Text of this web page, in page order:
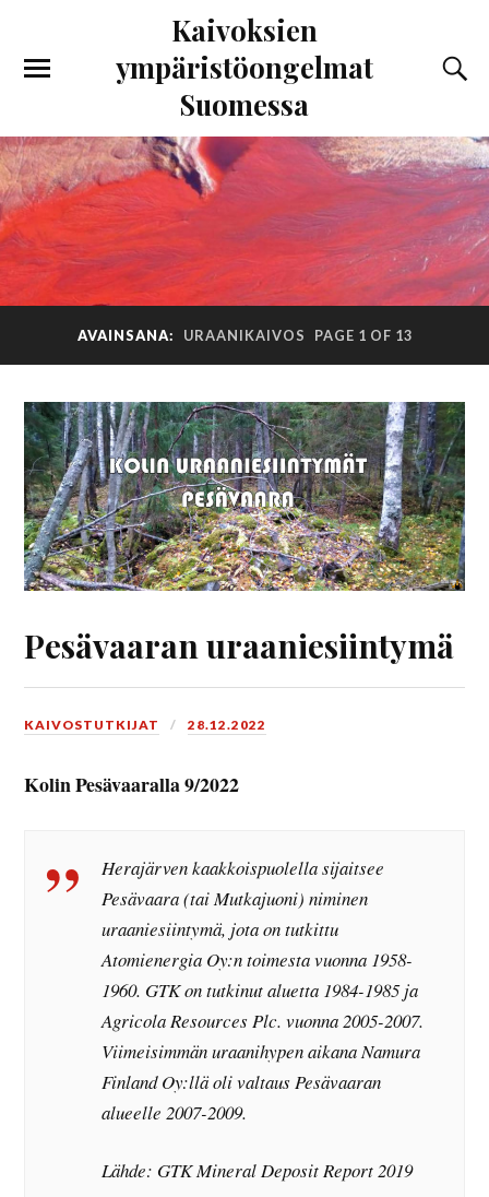
Kaivoksien
ympäristöongelmat
Suomessa
AVAINSANA: URAANIKAIVOS PAGE 1 OF 13
Pesävaaran uraaniesiintymä
KAIVOSTUTKIJAT 28.12.2022
Kolin Pesävaaralla 9/2022
Herajärven kaakkoispuolella sijaitsee
Pesävaara (tai Mutkajuoni) niminen
uraaniesiintymä, jota on tutkittu
Atomienergia Oy:n toimesta vuonna 1958-
1960. GTK on tutkinut aluetta 1984-1985 ja
AgricolaResourcesPlc. vuonna 2005-2007.
Viimeisimmän uraanihypen aikana Namura
Finland Oy:llä oli valtaus Pesävaaran
alueelle 2007-2009.
Lähde: GTK Mineral Deposit Report 2019